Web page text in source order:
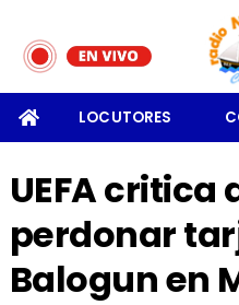
LOCUTORES
UEFA critica
perdonar
Balogun en